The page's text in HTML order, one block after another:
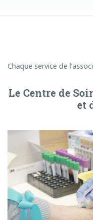
Chaque service de
Le Centre de
et